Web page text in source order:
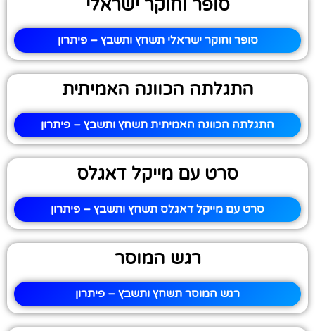
סופר וחוקר ישראלי
סופר וחוקר ישראלי תשחץ ותשבץ – פיתרון
התגלתה הכוונה האמיתית
התגלתה הכוונה האמיתית תשחץ ותשבץ – פיתרון
סרט עם מייקל דאגלס
סרט עם מייקל דאגלס תשחץ ותשבץ – פיתרון
רגש המוסר
רגש המוסר תשחץ ותשבץ – פיתרון